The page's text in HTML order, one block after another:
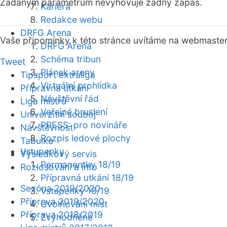
Kariéra
Redakce webu
DRFG Arena
DRFG Arena
Schéma tribun
Plánek areny
Virtuální prohlídka
Návštěvní řád
Veřejné bruslení
PRESS: pro novináře
Rozpis ledové plochy
Vstupenky
Permanentky 18/19
Přípravná utkání 18/19
Vstupenky 18/19
Uvolňování míst
Zvýhodněné
Zadaným parametrům nevyhovuje žádný zápas.
Vaše připomínky k této stránce uvítáme na webmaster
Tweet
Tipsport extraliga
Přípravná utkání
Liga mistrů
Univerzitní souboj
Návštěvnost
Tabulka
Výsledkový servis
Rozlosování a info
Sezóna 2019/2020
Příprava 2019/2020
Příprava 2018/2019